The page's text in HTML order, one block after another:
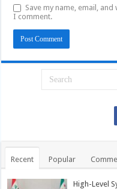
Save my name, email,
I comment.
Recent Popular
High-Level